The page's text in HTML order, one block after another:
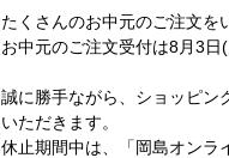
たくさんのお中元のご注文を
お中元のご注文受付は8月3日
誠に勝手ながら、ショッピン
いただきます。
休止期間中は、「岡島オンラ